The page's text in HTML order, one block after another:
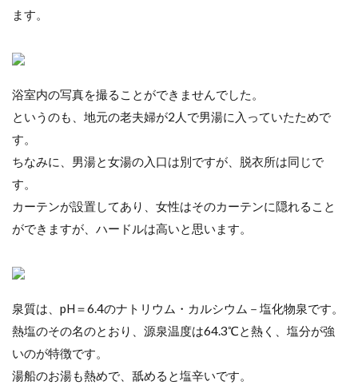
ます。
浴室内の写真を撮ることができませんでした。
というのも、地元の老夫婦が2人で男湯に入っていたためで
す。
ちなみに、男湯と女湯の入口は別ですが、脱衣所は同じで
す。
カーテンが設置してあり、女性はそのカーテンに隠れること
ができますが、ハードルは高いと思います。
泉質は、pH＝6.4のナトリウム・カルシウム－塩化物泉です。
熱塩のその名のとおり、源泉温度は64.3℃と熱く、塩分が強
いのが特徴です。
湯船のお湯も熱めで、舐めると塩辛いです。